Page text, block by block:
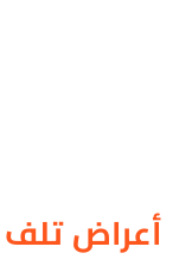
أعراض